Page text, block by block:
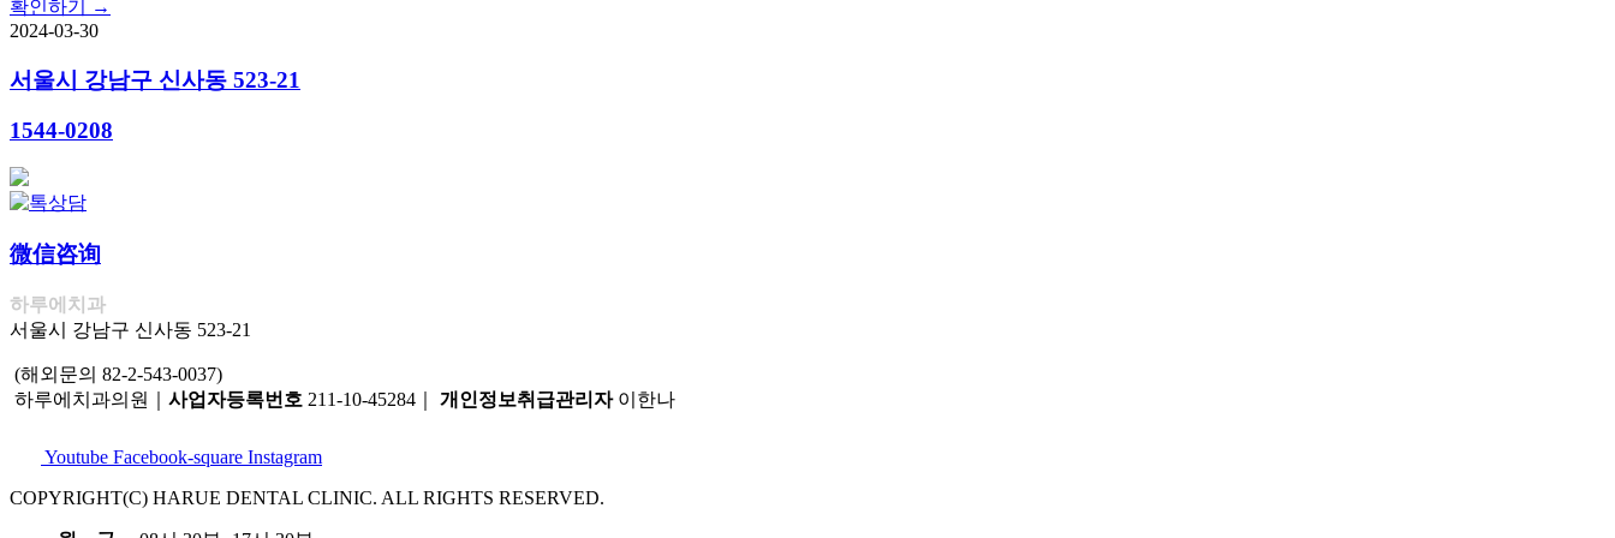
확인하기 →
2024-03-30
서울시 강남구 신사동 523-21
1544-0208
微信咨询
하루에치과
서울시 강남구 신사동 523-21
(해외문의 82-2-543-0037)
하루에치과의원｜ 사업자등록번호 211-10-45284｜ 개인정보취급관리자이한나
Youtube Facebook-square Instagram
COPYRIGHT(C) HARUE DENTAL CLINIC. ALL RIGHTS RESERVED.